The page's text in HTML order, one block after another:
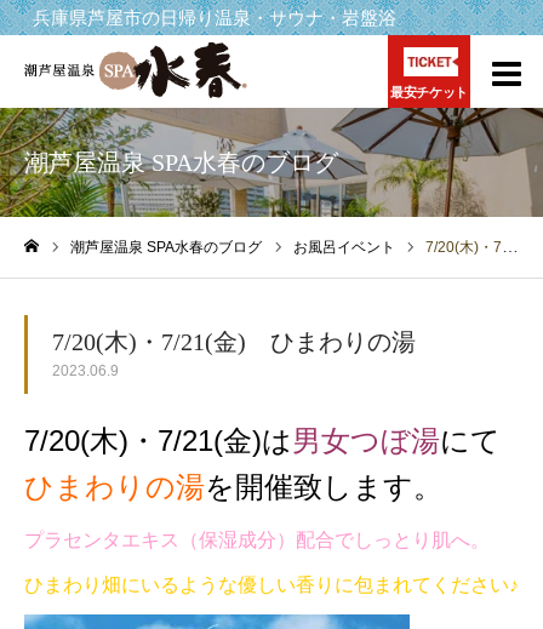
兵庫県芦屋市の日帰り温泉・サウナ・岩盤浴
最安チケット
潮芦屋温泉 SPA水春のブログ
潮芦屋温泉 SPA水春のブログ お風呂イベント 7/20(木)・7/21(金) ひまわりの湯
7/20(木)・7/21(金) ひまわりの湯
2023.06.9
7/20(木)・7/21(金)は男女つぼ湯にて
ひまわりの湯を開催致します。
プラセンタエキス（保湿成分）配合でしっとり肌へ。
ひまわり畑にいるような優しい香りに包まれてください♪